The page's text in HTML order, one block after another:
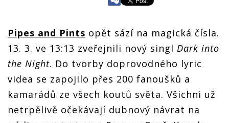
Pipes and Pints opět sází na magická čísla.
13. 3. ve 13:13 zveřejnili nový singl Dark into
the Night. Do tvorby doprovodného lyric
videa se zapojilo přes 200 fanoušků a
kamarádů ze všech koutů světa. Všichni už
netrpělivě očekávají dubnový návrat na